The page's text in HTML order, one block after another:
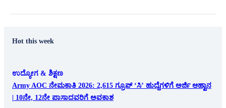
Hot this week
ಉದ್ಯೋಗ & ಶಿಕ್ಷಣ
Army AOC ನೇಮಕಾತಿ 2026: 2,615 ಗ್ರೂಪ್ ‘ಸಿ’ ಹುದ್ದೆಗಳಿಗೆ ಅರ್ಜಿ ಆಹ್ವಾನ
| 10ನೇ, 12ನೇ ಪಾಸಾದವರಿಗೆ ಅವಕಾಶ